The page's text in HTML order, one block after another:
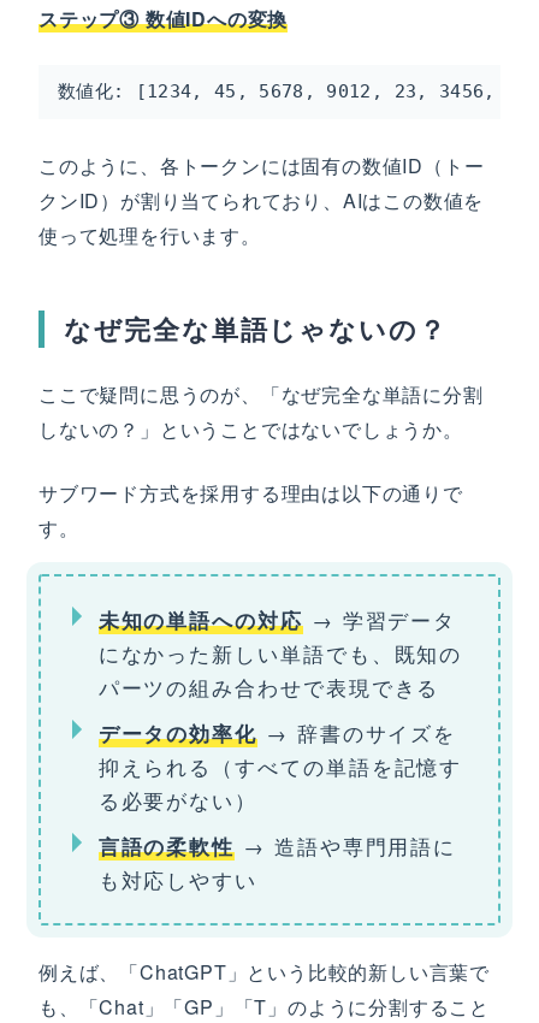
ステップ③ 数値IDへの変換
数値化: [1234, 45, 5678, 9012, 23, 3456,
このように、各トークンには固有の数値ID（トー
クンID）が割り当てられており、AIはこの数値を
使って処理を行います。
なぜ完全な単語じゃないの？
ここで疑問に思うのが、「なぜ完全な単語に分割
しないの？」ということではないでしょうか。
サブワード方式を採用する理由は以下の通りで
す。
未知の単語への対応→ 学習データ
になかった新しい単語でも、既知の
パーツの組み合わせで表現できる
データの効率化 → 辞書のサイズを
抑えられる（すべての単語を記憶す
る必要がない）
言語の柔軟性 → 造語や専門用語に
も対応しやすい
例えば、「ChatGPT」という比較的新しい言葉で
も、「Chat」「GP」「T」のように分割すること